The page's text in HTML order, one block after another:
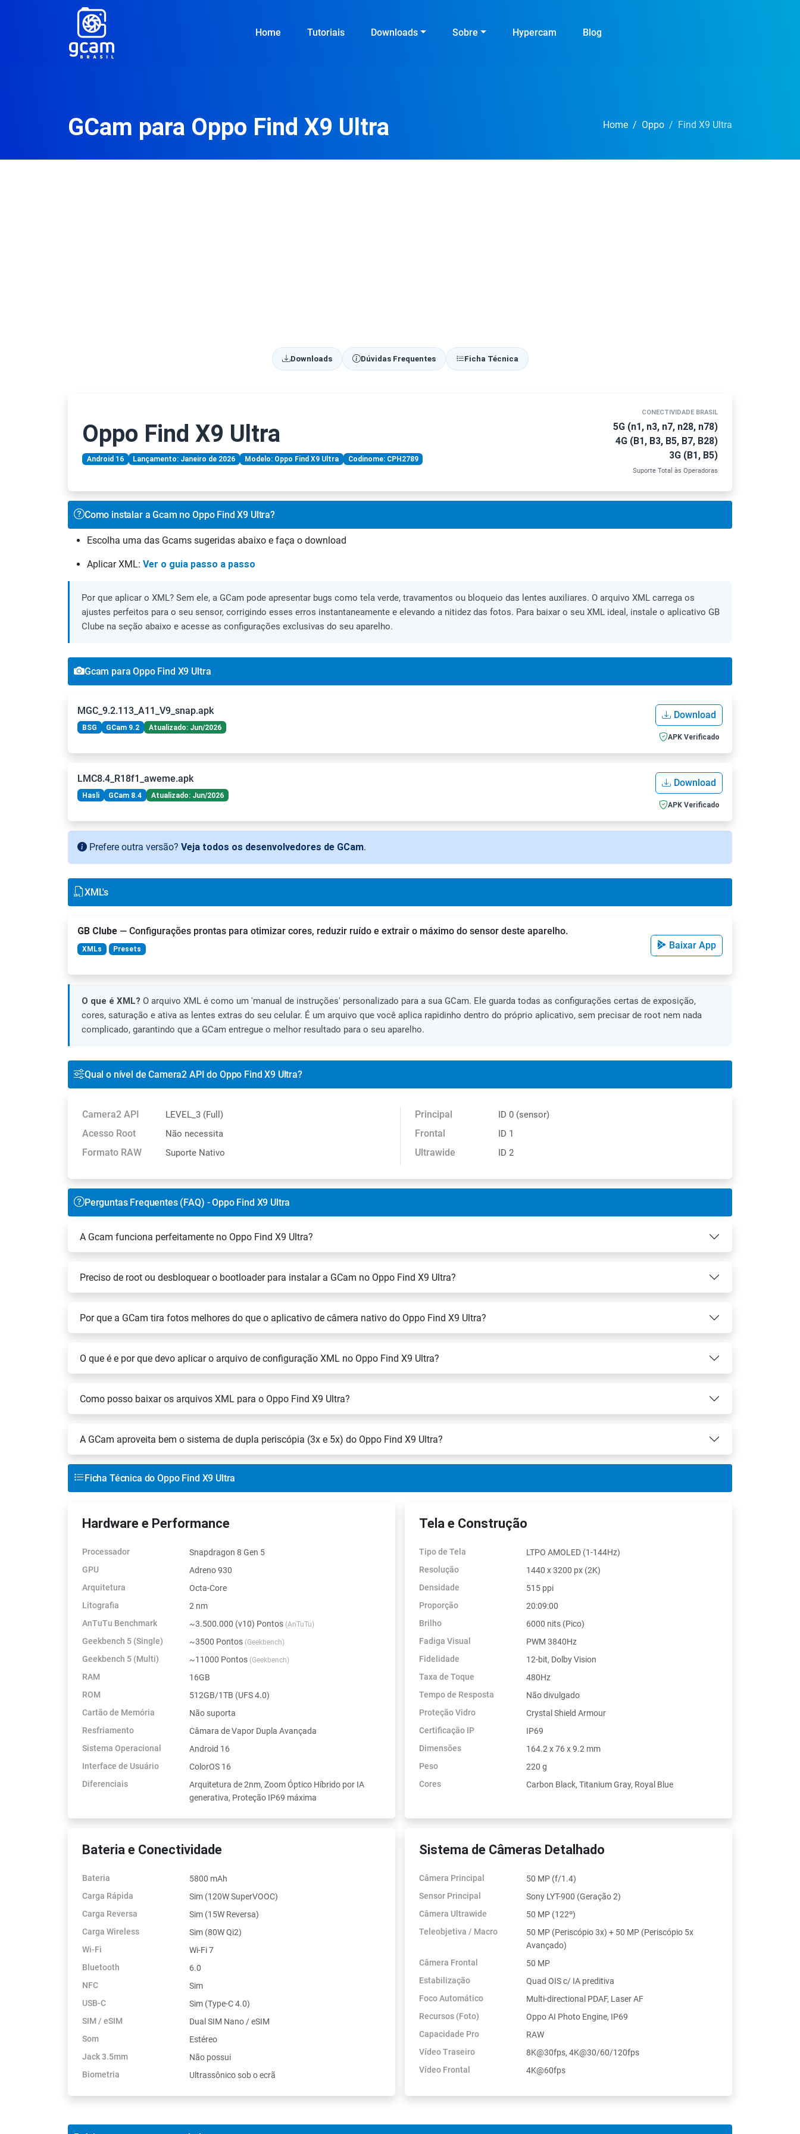
Home Tutoriais Downloads Sobre Hypercam Blog
GCam para Oppo Find X9 Ultra Home Oppo Find X9 Ultra
Downloads Dúvidas Frequentes Ficha Técnica
Oppo Find X9 Ultra
Android 16 Lançamento: Janeiro de 2026 Modelo: Oppo Find X9 Ultra Codinome: CPH2789
CONECTIVIDADE BRASIL
5G (n1, n3, n7, n28, n78)
4G (B1, B3, B5, B7, B28)
3G (B1, B5)
Suporte Total às Operadoras
Como instalar a Gcam no Oppo Find X9 Ultra?
Escolha uma das Gcams sugeridas abaixo e faça o download
Aplicar XML: Ver o guia passo a passo
Por que aplicar o XML? Sem ele, a GCam pode apresentar bugs como tela verde, travamentos ou bloqueio das lentes auxiliares. O arquivo XML carrega os
ajustes perfeitos para o seu sensor, corrigindo esses erros instantaneamente e elevando a nitidez das fotos. Para baixar o seu XML ideal, instale o aplicativo GB
Clube na seção abaixo e acesse as configurações exclusivas do seu aparelho.
Gcam para Oppo Find X9 Ultra
MGC_9.2.113_A11_V9_snap.apk
BSG GCam 9.2 Atualizado: Jun/2026
Download
APK Verificado
LMC8.4_R18f1_aweme.apk
Hasli GCam 8.4 Atualizado: Jun/2026
Download
APK Verificado
Prefere outra versão? Veja todos os desenvolvedores de GCam.
XML's
GB Clube — Configurações prontas para otimizar cores, reduzir ruído e extrair o máximo do sensor deste aparelho.
XMLs Presets Baixar App
O que é XML? O arquivo XML é como um 'manual de instruções' personalizado para a sua GCam. Ele guarda todas as configurações certas de exposição,
cores, saturação e ativa as lentes extras do seu celular. É um arquivo que você aplica rapidinho dentro do próprio aplicativo, sem precisar de root nem nada
complicado, garantindo que a GCam entregue o melhor resultado para o seu aparelho.
Qual o nível de Camera2 API do Oppo Find X9 Ultra?
Camera2 API LEVEL_3 (Full)
Acesso Root Não necessita
Formato RAW Suporte Nativo
Principal ID 0 (sensor)
Frontal ID 1
Ultrawide ID 2
Perguntas Frequentes (FAQ) - Oppo Find X9 Ultra
A Gcam funciona perfeitamente no Oppo Find X9 Ultra?
Preciso de root ou desbloquear o bootloader para instalar a GCam no Oppo Find X9 Ultra?
Por que a GCam tira fotos melhores do que o aplicativo de câmera nativo do Oppo Find X9 Ultra?
O que é e por que devo aplicar o arquivo de configuração XML no Oppo Find X9 Ultra?
Como posso baixar os arquivos XML para o Oppo Find X9 Ultra?
A GCam aproveita bem o sistema de dupla periscópia (3x e 5x) do Oppo Find X9 Ultra?
Ficha Técnica do Oppo Find X9 Ultra
Hardware e Performance
Processador
Snapdragon 8 Gen 5
GPU
Adreno 930
Arquitetura
Octa-Core
Litografia
2 nm
AnTuTu Benchmark
~3.500.000 (v10) Pontos (AnTuTu)
Geekbench 5 (Single) ~3500 Pontos (Geekbench)
Geekbench 5 (Multi) ~11000 Pontos (Geekbench)
RAM
16GB
ROM
512GB/1TB (UFS 4.0)
Cartão de Memória
Não suporta
Resfriamento
Câmara de Vapor Dupla Avançada
Sistema Operacional
Android 16
Interface de Usuário
ColorOS 16
Diferenciais
Arquitetura de 2nm, Zoom Óptico Híbrido por IA
generativa, Proteção IP69 máxima
Tela e Construção
Tipo de Tela
LTPO AMOLED (1-144Hz)
Resolução
1440 x 3200 px (2K)
Densidade
515 ppi
Proporção
20:09:00
Brilho
6000 nits (Pico)
Fadiga Visual
PWM 3840Hz
Fidelidade
12-bit, Dolby Vision
Taxa de Toque
480Hz
Tempo de Resposta
Não divulgado
Proteção Vidro
Crystal Shield Armour
Certificação IP
IP69
Dimensões
164.2 x 76 x 9.2 mm
Peso
220 g
Cores
Carbon Black, Titanium Gray, Royal Blue
Bateria e Conectividade
Bateria
5800 mAh
Carga Rápida
Sim (120W SuperVOOC)
Carga Reversa
Sim (15W Reversa)
Carga Wireless
Sim (80W Qi2)
Wi-Fi
Wi-Fi 7
Bluetooth
6.0
NFC
Sim
USB-C
Sim (Type-C 4.0)
SIM / eSIM
Dual SIM Nano / eSIM
Som
Estéreo
Jack 3.5mm
Não possui
Biometria
Ultrassônico sob o ecrã
Sistema de Câmeras Detalhado
Câmera Principal
50 MP (f/1.4)
Sensor Principal
Sony LYT-900 (Geração 2)
Câmera Ultrawide
50 MP (122º)
Teleobjetiva / Macro
50 MP (Periscópio 3x) + 50 MP (Periscópio 5x
Avançado)
Câmera Frontal
50 MP
Estabilização
Quad OIS c/ IA preditiva
Foco Automático
Multi-directional PDAF, Laser AF
Recursos (Foto)
Oppo AI Photo Engine, IP69
Capacidade Pro
RAW
Vídeo Traseiro
8K@30fps, 4K@30/60/120fps
Vídeo Frontal
4K@60fps